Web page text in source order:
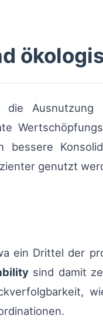
die
bessere
genutzt
ein Drittel der
sind damit